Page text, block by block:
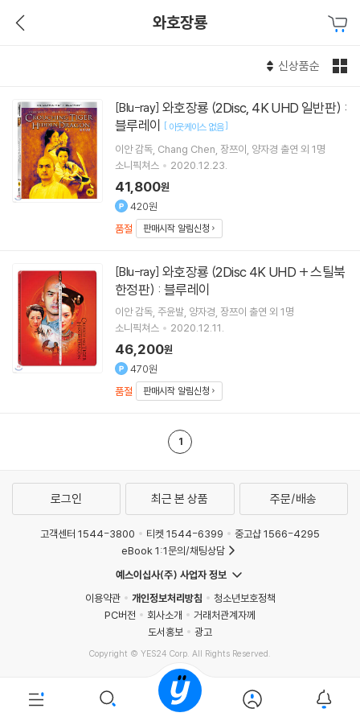
와호장룡
신상품순
[Blu-ray]
블루레이 [ 아웃케이스 없음]
이안감독 Chang Chen 장쯔이 양자경 출연 외 1명
소니픽쳐스
2020.12.23.
41,800원
420원
품절
판매시작 알림신청
[Blu-ray]
한정판) : 블루레이
이안감독 주윤발 양자경 장쯔이 출연 외 1명
소니픽쳐스
2020.12.11.
46,200원
470원
품절
판매시작 알림신청
1
로그인 최근 본 상품 주문/배송
고객센터 1544-3800 티켓 1544-6399
중고샵 1566-4295
eBook 1:1문의/채팅상담
예스이십사(주) 사업자 정보
이용약관
개인정보처리방침
청소년보호정책
PC버전
회사소개
거래처관계자께
도서홍보
광고
Copyright © YES24 Corp. All Rights Reserved.